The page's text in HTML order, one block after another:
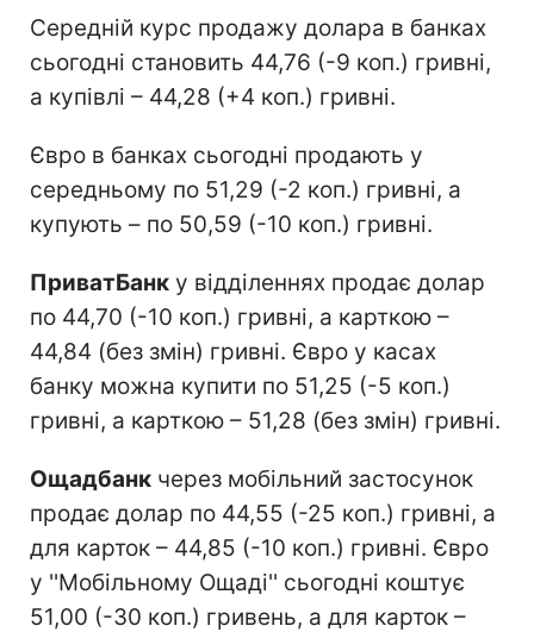
Середній курс продажу долара в банках
сьогодні становить 44,76 (-9 коп.) гривні,
а купівлі – 44,28 (+4 коп.) гривні.
Євро в банках сьогодні продають у
середньому по 51,29 (-2 коп.) гривні, а
купують – по 50,59 (-10 коп.) гривні.
ПриватБанк у відділеннях продає долар
по 44,70 (-10 коп.) гривні, а карткою –
44,84 (без змін) гривні. Євро у касах
банку можна купити по 51,25 (-5 коп.)
гривні, а карткою – 51,28 (без змін) гривні.
Ощадбанк через мобільний застосунок
продає долар по 44,55 (-25 коп.) гривні, а
для карток – 44,85 (-10 коп.) гривні. Євро
у ''Мобільному Ощаді'' сьогодні коштує
51,00 (-30 коп.) гривень, а для карток –